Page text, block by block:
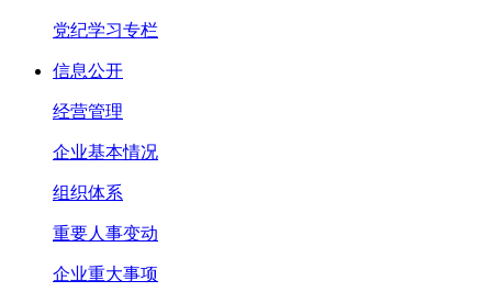
党纪学习专栏
信息公开
经营管理
企业基本情况
组织体系
重要人事变动
企业重大事项